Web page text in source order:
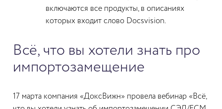
включаются все продукты, в описаниях
которых входит слово Docsvision.
Всё, что вы хотели знать про
импортозамещение
17 марта компания «ДоксВижн» провела вебинар «Всё,